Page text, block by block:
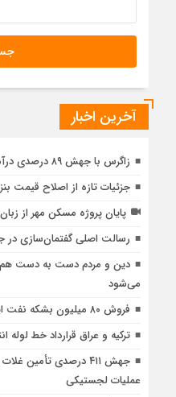
آخرین اخبار
زاگرس با جهش ۸۹ درصدی درآمد، مسیر توسعه را شتاب داد
جزئیات تازه از اصلاح قیمت
پایان پروژه مسکن مهر از
رسالت اصلی گفتمان‌سازی در
دین و مردم دست به‌ دست هم
می‌شود
فروش ۸۰ میلیون بشکه نفت ایران پس از توافق اسلام آباد
ترکیه و عراق قرارداد خط لوله
جهش ۴۱۱ درصدی تأمین
عملیات لجستیكی